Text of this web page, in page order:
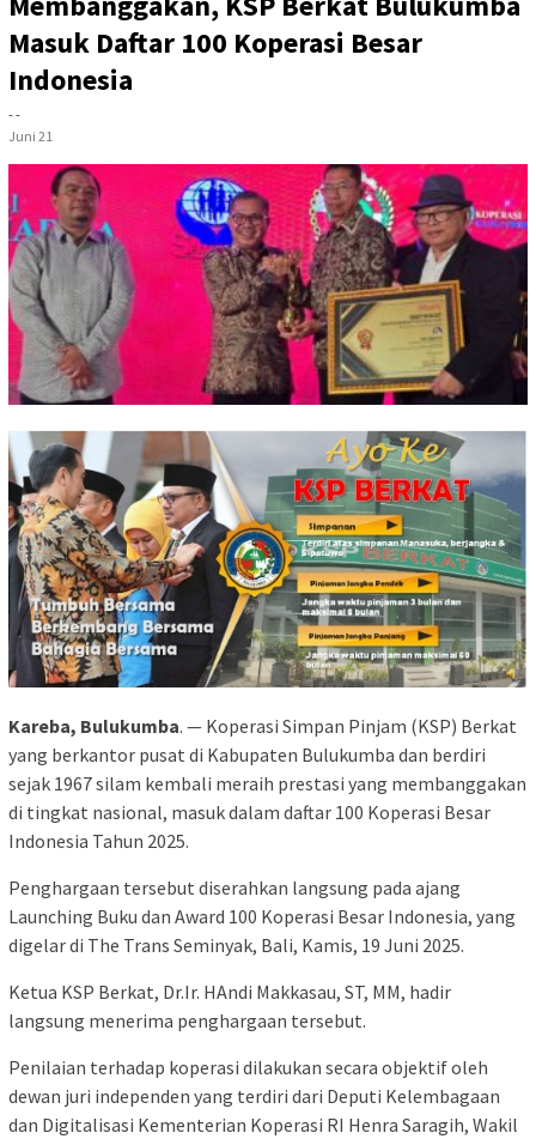
Masuk Daftar 100 Koperasi Besar
Indonesia
- -
Juni 21
Kareba, Bulukumba. — Koperasi Simpan Pinjam (KSP) Berkat
yang berkantor pusat di Kabupaten Bulukumba dan berdiri
sejak 1967 silam kembali meraih prestasi yang membanggakan
di tingkat nasional, masuk dalam daftar 100 Koperasi Besar
Indonesia Tahun 2025.
Penghargaan tersebut diserahkan langsung pada ajang
Launching Buku dan Award 100 Koperasi Besar Indonesia, yang
digelar di The Trans Seminyak, Bali, Kamis, 19 Juni 2025.
Ketua KSP Berkat, Dr.Ir. HAndi Makkasau, ST, MM, hadir
langsung menerima penghargaan tersebut.
Penilaian terhadap koperasi dilakukan secara objektif oleh
dewan juri independen yang terdiri dari Deputi Kelembagaan
dan Digitalisasi Kementerian Koperasi RI Henra Saragih, Wakil